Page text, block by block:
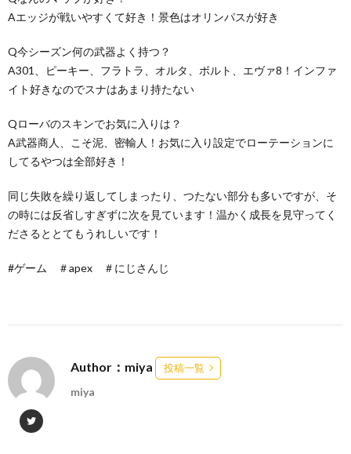
Aエッジが戦いやすくて好き！景色はオリンパスが好き
Q今シーズン何の武器よく持つ？
A301、ピーキー、フラトラ、オルタ、ボルト、エヴァ8！インファ
イト好きなのでスナはあまり持たない
Qローバのスキンでお気に入りは？
A武器商人、こそ泥、密輸人！お気に入り設定でローテーションに
してるやつは全部好き！
同じ失敗を繰り返してしまったり、つたない部分も多いですが、そ
の時には反省しすぎずに次を見ています！温かく成長を見守ってく
ださるととてもうれしいです！
#ゲーム ＃apex ＃にじさんじ
Author：miya 投稿一覧
miya